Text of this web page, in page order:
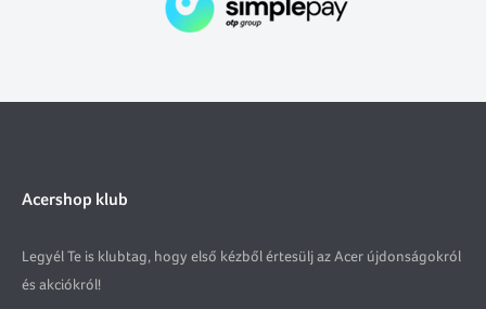
Acershop klub
Legyél Te is klubtag, hogy első kézből értesülj az Acer újdonságokról
és akciókról!